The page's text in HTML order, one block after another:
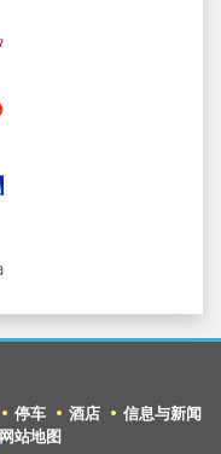
停车 酒店
信息与新闻
网站地图